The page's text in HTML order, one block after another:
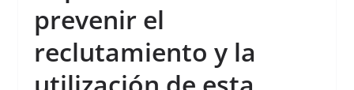
prevenir el
reclutamiento y la